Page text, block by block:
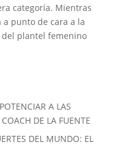
categoría. Mientras
punto de cara a la
plantel femenino
A LAS
DE LA FUENTE
DEL MUNDO: EL